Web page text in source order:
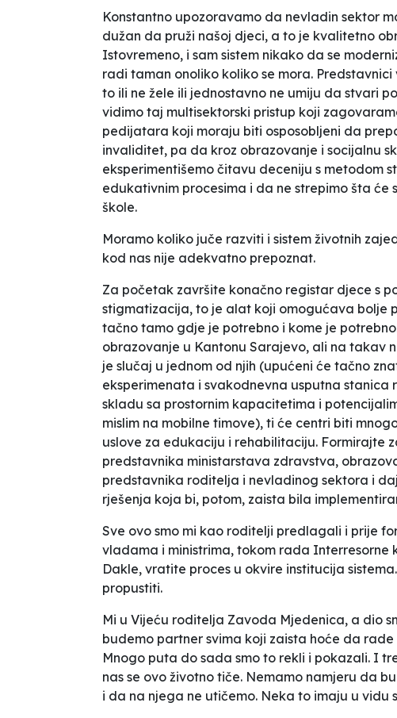
Konstantno upozoravamo da nevladin sektor
dužan da pruži našoj djeci, a to je kvalitetno
Istovremeno, i sam sistem nikako da se
radi taman onoliko koliko se mora.
to ili ne žele ili jednostavno ne umiju da stvari
vidimo taj multisektorski pristup koji
pedijatara koji moraju biti osposobljeni da
invaliditet, pa da kroz obrazovanje i socijalnu
eksperimentišemo čitavu deceniju s metodom
edukativnim procesima i da ne strepimo šta će
škole.
Moramo koliko juče razviti i sistem životnih
kod nas nije adekvatno prepoznat.
Za početak završite konačno registar djece s
stigmatizacija, to je alat koji omogućava bolje
tačno tamo gdje je potrebno i kome je
obrazovanje u Kantonu Sarajevo, ali na takav
je slučaj u jednom od njih (upućeni će tačno
eksperimenata i svakodnevna usputna stanica
skladu sa prostornim kapacitetima i
mislim na mobilne timove), ti će centri biti
uslove za edukaciju i rehabilitaciju. Formirajte
predstavnika ministarstava zdravstva,
predstavnika roditelja i nevladinog sektora i
rješenja koja bi, potom, zaista bila
Sve ovo smo mi kao roditelji predlagali i prije
vladama i ministrima, tokom rada Interresorne
Dakle, vratite proces u okvire institucija
propustiti.
Mi u Vijeću roditelja Zavoda Mjedenica, a dio
budemo partner svima koji zaista hoće da
Mnogo puta do sada smo to rekli i pokazali. I
nas se ovo životno tiče. Nemamo namjeru da
i da na njega ne utičemo. Neka to imaju u vidu